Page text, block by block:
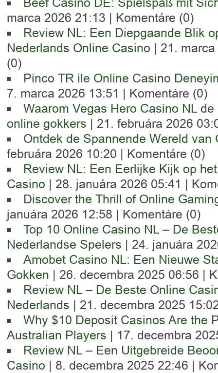
marca 2026 21:13 | Komentáre (0)
Review NL: Een Diepgaande Blik
Nederlands Online Casino | 21.
(0)
Pinco TR ile Online Casino
7. marca 2026 13:51 | Komentáre (0)
Waarom Vegas Hero Casino NL
online gokkers | 21. februára 2026
Ontdek de Spannende Wereld van
februára 2026 10:20 | Komentáre (0)
Review NL: Een Eerlijke Kijk op
Casino | 28. januára 2026 05:41 |
Discover the Thrill of Online
januára 2026 12:58 | Komentáre (0)
Top 10 Online Casino NL – De
Nederlandse Spelers | 24. januára
Amobet Casino NL: Een Nieuwe
Gokken | 26. decembra 2025 06:56 |
Review NL – De Beste Online
Nederlands | 21. decembra 2025
Why $10 Deposit Casinos Are the
Australian Players | 17. decembra
Review NL – Een Uitgebreide
Casino | 8. decembra 2025 22:46 |